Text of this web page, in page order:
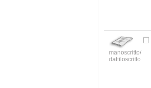
manoscritto/
dattiloscritto